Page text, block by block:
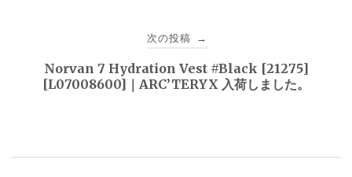
次の投稿 →
Norvan 7 Hydration Vest #Black [21275]
[L07008600]｜ARC’TERYX 入荷しました。